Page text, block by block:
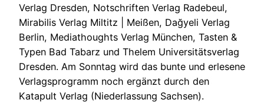
Verlag Dresden, Notschriften Verlag Radebeul,
Mirabilis Verlag Miltitz | Meißen, Dağyeli Verlag
Berlin, Mediathoughts Verlag München, Tasten &
Typen Bad Tabarz und Thelem Universitätsverlag
Dresden. Am Sonntag wird das bunte und erlesene
Verlagsprogramm noch ergänzt durch den
Katapult Verlag (Niederlassung Sachsen).